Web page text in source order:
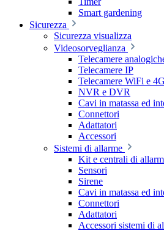
Smart gardening
Sicurezza
Sicurezza visualizza
Videosorveglianza
Telecamere
Telecamere IP
Telecamere WiFi e 4G
NVR e DVR
Cavi in matassa ed
Connettori
Adattatori
Accessori
Sistemi di allarme
Kit e centrali di
Sensori
Sirene
Cavi in matassa ed
Connettori
Adattatori
Accessori sistemi di